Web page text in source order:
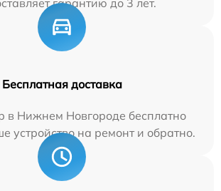
гарантию до 3 лет.
Бесплатная доставка
в Нижнем Новгороде бесплатно
устройство на ремонт и обратно.